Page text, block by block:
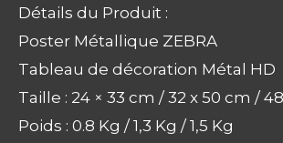
Détails du Produit :
Poster Métallique ZEBRA
Tableau de décoration Métal HD
Taille : 24 × 33 cm / 32 x 50 cm /
Poids : 0.8 Kg / 1,3 Kg / 1,5 Kg